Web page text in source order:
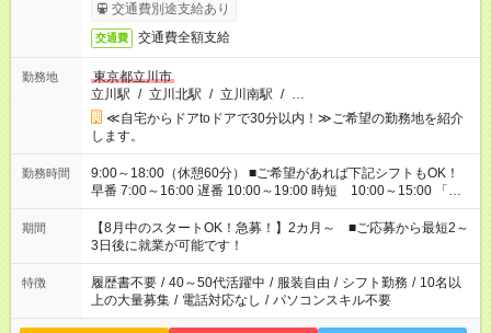
交通費別途支給あり
交通費 交通費全額支給
勤務地
東京都立川市
立川駅 / 立川北駅 / 立川南駅 / …
≪自宅からドアtoドアで30分以内！≫ご希望の勤務地を紹介
します。
勤務時間
9:00～18:00（休憩60分） ■ご希望があれば下記シフトもOK！
早番 7:00～16:00 遅番 10:00～19:00 時短 10:00～15:00 「家
族と休みを合わせたい」 「余裕を持って夕飯の準備がしたい」
「できれば残業はしたくない」 など、ご希望を教えてください
ね。 ※Wワーク希望の方へ 今ご覧のお仕事で希望する勤務時間
と、もう1つのお仕事の勤務時間。 合計で週40時間を超える場
合は応募できません。
期間
【8月中のスタートOK！急募！】2カ月～ ■ご応募から最短2～
3日後に就業が可能です！
特徴 履歴書不要 / 40～50代活躍中 / 服装自由 / シフト勤務 / 10名以
上の大量募集 / 電話対応なし / パソコンスキル不要